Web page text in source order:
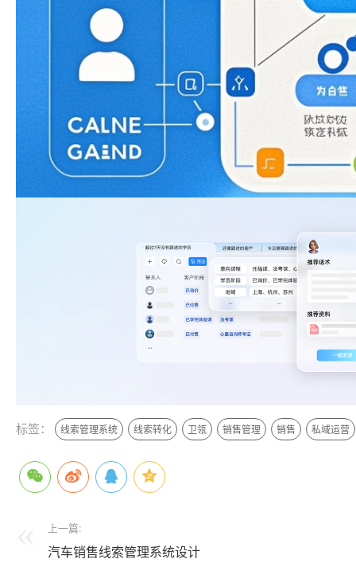
标签： 线索管理系统 线索转化 卫瓴 销售管理 销售 私域运营
上一篇:
汽车销售线索管理系统设计